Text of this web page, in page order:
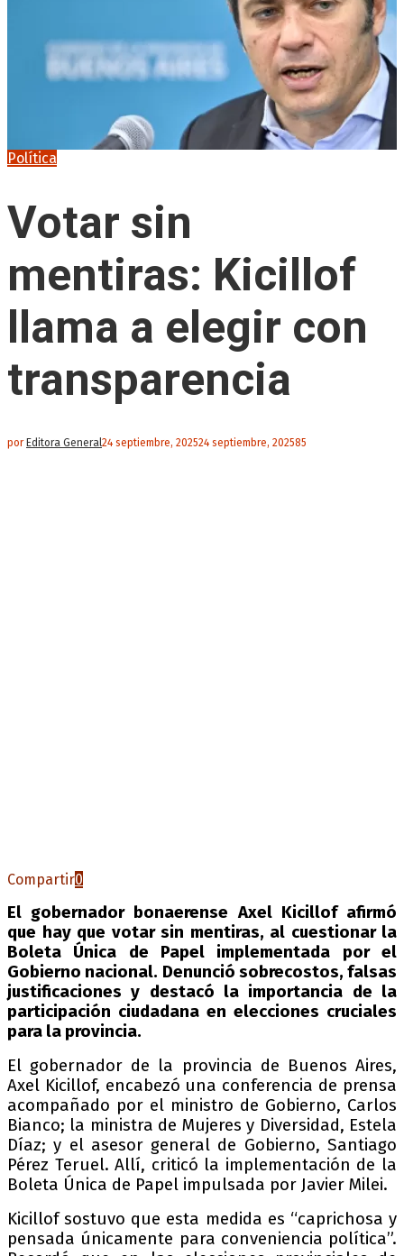
Política
Votar sin
mentiras: Kicillof
llama a elegir con
transparencia
porEditora General24 septiembre, 202524 septiembre, 202585
Compartir0
El gobernador bonaerense Axel Kicillof afirmó
que hay que votar sin mentiras, al cuestionar la
Boleta Única de Papel implementada por el
Gobierno nacional. Denunció sobrecostos, falsas
justificaciones y destacó la importancia de la
participación ciudadana en elecciones cruciales
para la provincia.
El gobernador de la provincia de Buenos Aires,
Axel Kicillof, encabezó una conferencia de prensa
acompañado por el ministro de Gobierno, Carlos
Bianco; la ministra de Mujeres y Diversidad, Estela
Díaz; y el asesor general de Gobierno, Santiago
Pérez Teruel. Allí, criticó la implementación de la
Boleta Única de Papel impulsada por Javier Milei.
Kicillof sostuvo que esta medida es “caprichosa y
pensada únicamente para conveniencia política”.